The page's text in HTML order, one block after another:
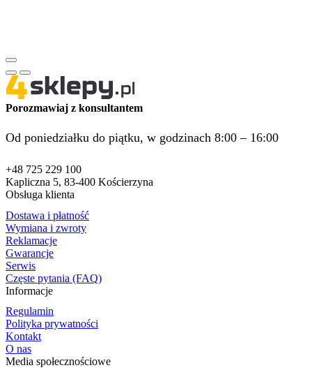
Porozmawiaj z konsultantem
Od poniedziałku do piątku, w godzinach 8:00 – 16:00
+48 725 229 100
Kapliczna 5, 83-400 Kościerzyna
Obsługa klienta
Dostawa i płatność
Wymiana i zwroty
Reklamacje
Gwarancje
Serwis
Częste pytania (FAQ)
Informacje
Regulamin
Polityka prywatności
Kontakt
O nas
Media społecznościowe